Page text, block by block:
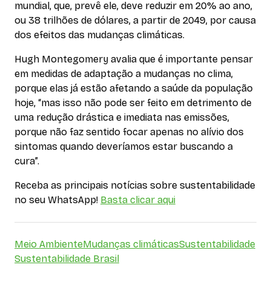
mundial, que, prevê ele, deve reduzir em 20% ao ano,
ou 38 trilhões de dólares, a partir de 2049, por causa
dos efeitos das mudanças climáticas.
Hugh Montegomery avalia que é importante pensar
em medidas de adaptação a mudanças no clima,
porque elas já estão afetando a saúde da população
hoje, “mas isso não pode ser feito em detrimento de
uma redução drástica e imediata nas emissões,
porque não faz sentido focar apenas no alívio dos
sintomas quando deveríamos estar buscando a
cura”.
Receba as principais notícias sobre sustentabilidade
no seu WhatsApp! Basta clicar aqui
Meio AmbienteMudanças climáticasSustentabilidade
Sustentabilidade Brasil